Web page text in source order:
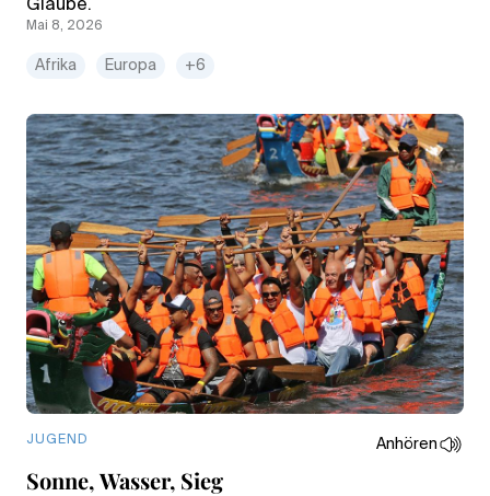
Glaube.
Mai 8, 2026
Afrika Europa +6
JUGEND Anhören
Sonne, Wasser, Sieg